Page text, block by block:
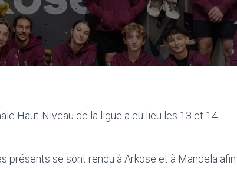
Haut-Niveau de la ligue a eu lieu les 13 et 14
présents se sont rendu à Arkose et à Mandela afin